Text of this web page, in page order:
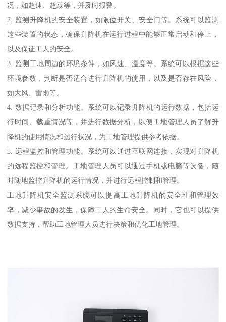
况，如超速、超载等，并及时报警。
2. 监测升降机的安全装置，如限位开关、安全门等。系统可以监测
这些装置的状态，确保升降机在运行过程中能够正常启动和停止，
以及保证工人的安全。
3. 监测工地周边的环境条件，如风速、温度等。系统可以根据这些
环境参数，判断是否适合进行升降机的使用，以及是否存在风险，
如大风、雷雨等。
4. 数据记录和分析功能。系统可以记录升降机的运行数据，包括运
行时间、载重情况等，并进行数据分析，以便工地管理人员了解升
降机的使用情况和运行状况，为工地管理提供参考依据。
5. 远程监控和管理功能。系统可以通过互联网连接，实现对升降机
的远程监控和管理。工地管理人员可以通过手机或电脑等设备，随
时随地监控升降机的运行情况，并进行远程控制和管理。
工地升降机安全监测系统可以提高工地升降机的安全性和管理效
率，减少事故的发生，保障工人的生命安全。同时，它也可以提供
数据支持，帮助工地管理人员进行决策和优化工地管理。